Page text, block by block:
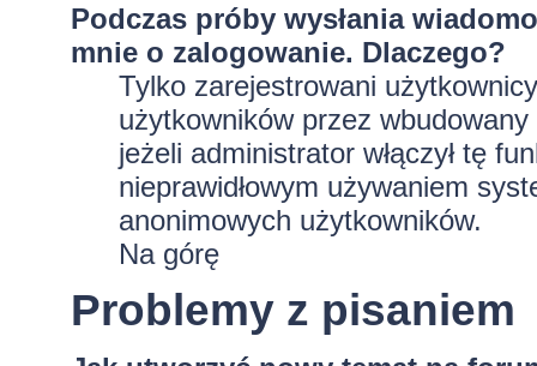
Podczas próby wysłania
mnie o zalogowanie. Dlaczego?
Tylko zarejestrowani
użytkowników przez
jeżeli administrator włączył tę
nieprawidłowym używaniem
anonimowych użytkowników.
Na górę
Problemy z pisaniem